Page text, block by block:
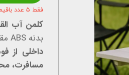
فقط ۵ عدد باقیمانده
کلمن آب
بدنه ABS مقاوم و
داخلی از
مسافرت،